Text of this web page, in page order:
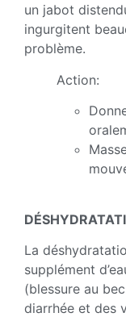
un jabot
ingurgitent
problème.
Action:
La
supplément
(blessure au
diarrhée et des